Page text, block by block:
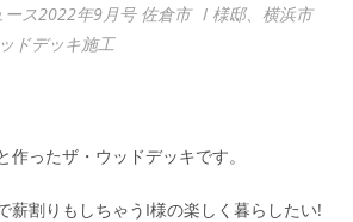
ース2022年9月号 佐倉市 Ⅰ様邸、横浜市
ドデッキ施工
作ったザ・ウッドデッキです。
薪割りもしちゃうI様の楽しく暮らしたい!